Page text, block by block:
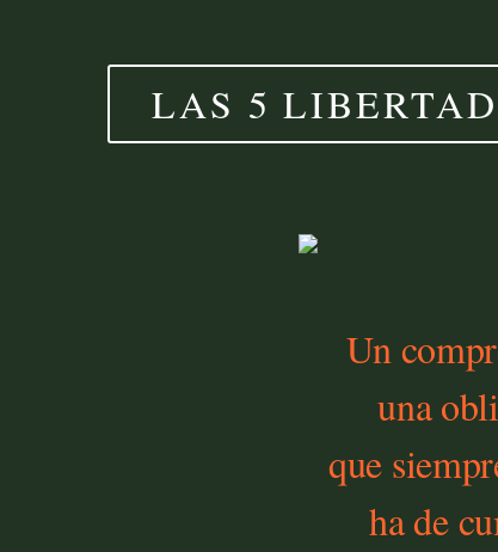
LAS 5
Un
una
que
ha de